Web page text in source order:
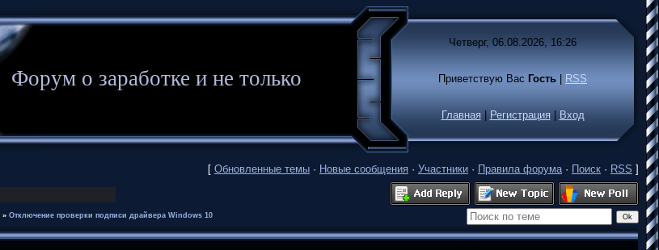
Форум о заработке и не только
Четверг, 06.08.2026, 16:26
Приветствую Вас Гость RSS
Главная Регистрация Вход
[ Обновленные темы · Новые сообщения · Участники · Правила форума· Поиск · RSS ]
» Отключение проверки подписи драйвера Windows 10